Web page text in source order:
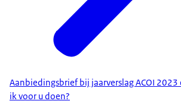
Aanbiedingsbrief bij jaarverslag ACOI 2023
ik voor u doen?